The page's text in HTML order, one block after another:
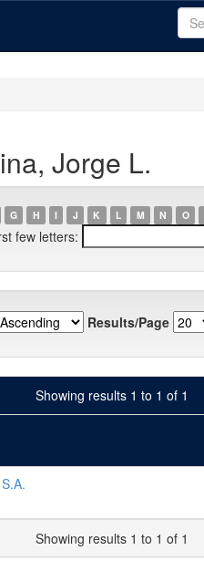
Jorge L.
G H I J K L M N O
few letters:
Results/Page
Showing results 1 to 1 of 1
Showing results 1 to 1 of 1